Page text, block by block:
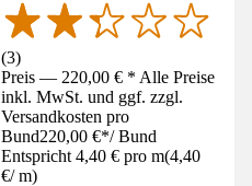
(3)
Preis — 220,00 € * Alle Preise
inkl. MwSt. und ggf. zzgl.
Versandkosten pro
Bund220,00 €*/ Bund
Entspricht 4,40 € pro m(4,40
€/ m)